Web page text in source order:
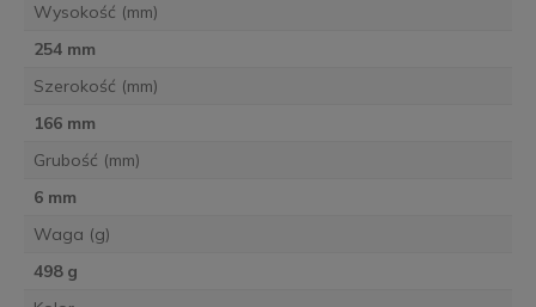
Wysokość (mm)
254 mm
Szerokość (mm)
166 mm
Grubość (mm)
6 mm
Waga (g)
498 g